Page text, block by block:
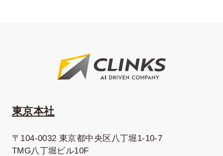
東京本社
〒104-0032 東京都中央区八丁堀1-10-7
TMG八丁堀ビル10F